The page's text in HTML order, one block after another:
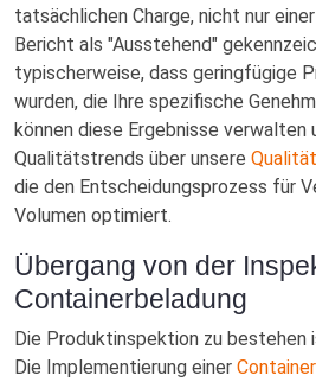
tatsächlichen Charge, nicht nur
Bericht als "Ausstehend"
typischerweise, dass geringfügige
wurden, die Ihre spezifische
können diese Ergebnisse verwalten
Qualitätstrends über unsere
die den Entscheidungsprozess für
Volumen optimiert.
Übergang von der
Containerbeladung
Die Produktinspektion zu bestehen
Die Implementierung einer